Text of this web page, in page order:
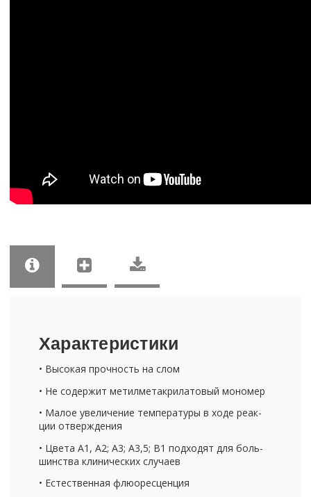
Ха­рак­те­ри­сти­ки
• Вы­со­кая проч­ность на слом
• Не со­дер­жит ме­тил­ме­та­кри­ла­то­вый мо­но­мер
• Малое уве­ли­че­ние тем­пе­ра­ту­ры в ходе ре­ак­
ции от­вер­жде­ния
• Цвета A1, A2; A3; A3,5; B1 под­хо­дят для боль­
шин­ства кли­ни­че­ских слу­ча­ев
• Есте­ствен­ная флю­о­рес­цен­ция